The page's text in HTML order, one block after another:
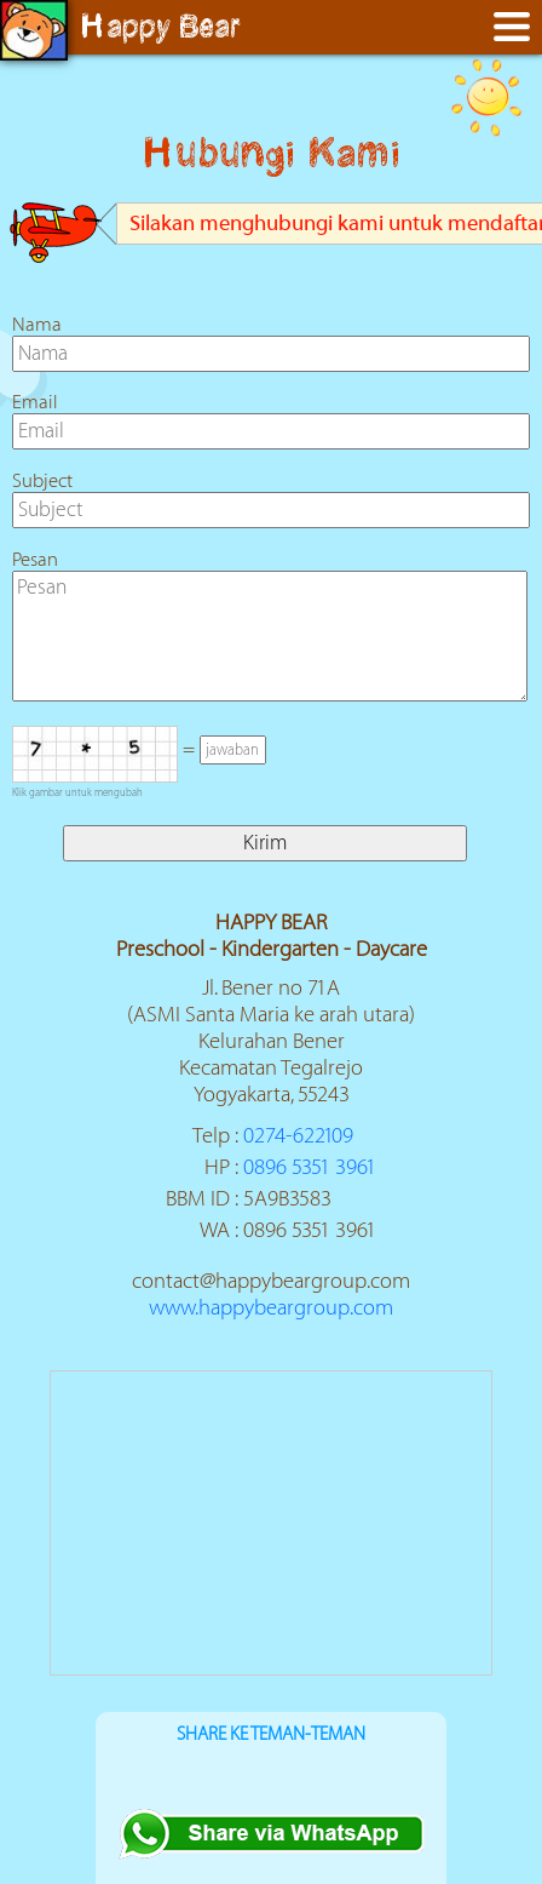
Happy Bear
DAYCARE
Visi & Misi Daycare
STUDY CENTER
Laporan Tugas Kelas
GALERI
HUBUNGI KAMI
Hubungi Kami
Silakan menghubungi kami untuk mendaftar
Nama
Email
Subject
Pesan
=
Klik gambar untuk mengubah
HAPPY BEAR
Preschool - Kindergarten - Daycare
Jl. Bener no 71A
(ASMI Santa Maria ke arah utara)
Kelurahan Bener
Kecamatan Tegalrejo
Yogyakarta, 55243
Telp : 0274-622109
HP : 0896 5351 3961
BBM ID : 5A9B3583
WA : 0896 5351 3961
contact@happybeargroup.com
www.happybeargroup.com
SHARE KE TEMAN-TEMAN